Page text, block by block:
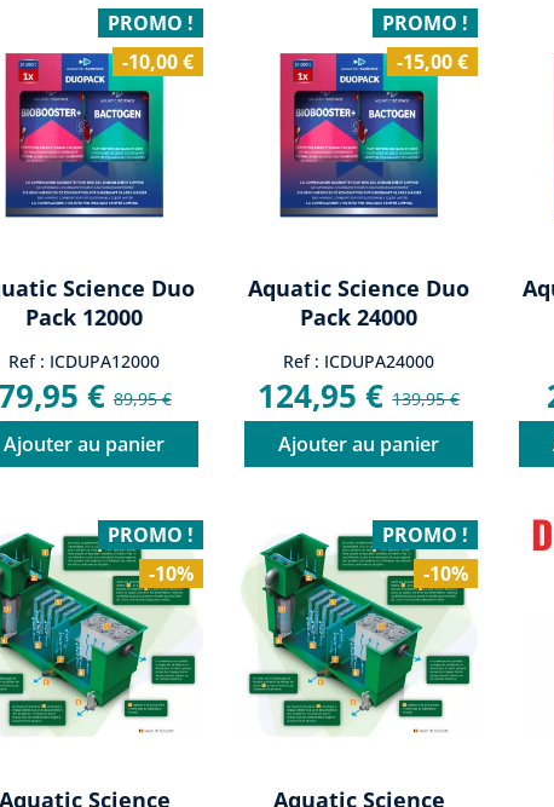
Science Duo
Pack 12000
Ref : ICDUPA12000
€89,95 €
Ajouter au panier
PROMO !
-10,00 €
Aquatic Science Duo
Pack 24000
Ref : ICDUPA24000
124,95 €139,95 €
Ajouter au panier
PROMO !
-15,00 €
Aquatic Science
PROMO !
-10%
Aquatic Science
PROMO !
-10%